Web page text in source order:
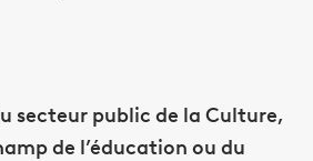
secteur public de la Culture,
de l’éducation ou du